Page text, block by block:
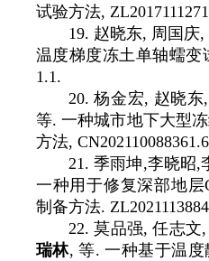
试验方法,
19. 赵晓东, 周国庆,
温度梯度冻土单轴蠕变
1.1.
20.杨金宏, 赵晓东,
等.一种城市地下大型
方法,
21.季雨坤,李晓昭,
一种用于修复深部地层
制备方法.
22.莫品强,任志文,
瑞林,等.一种基于温